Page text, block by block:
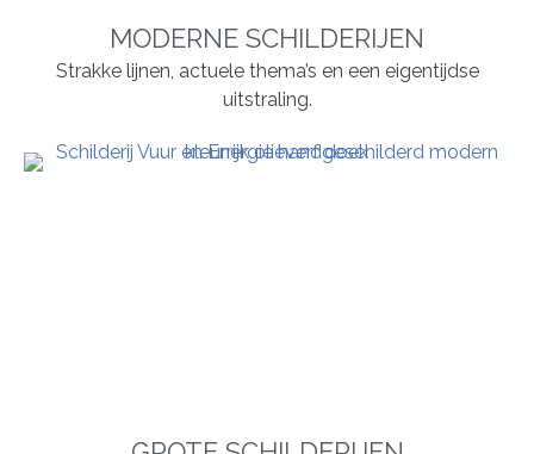
MODERNE SCHILDERIJEN
Strakke lijnen, actuele thema’s en een eigentijdse
uitstraling.